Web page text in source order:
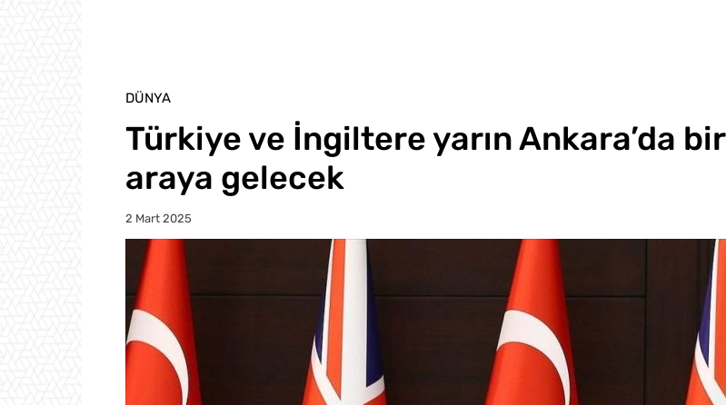
DÜNYA
Türkiye ve İngiltere yarın Ankara’da bir
araya gelecek
2 Mart 2025